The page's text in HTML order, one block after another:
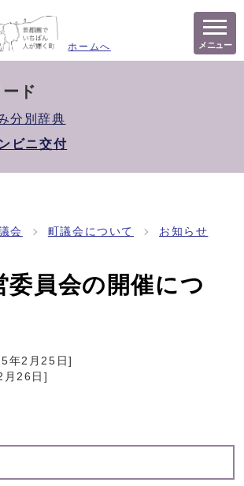
ホームへ メニュー
ド
分別辞典
ビニ交付
会 町議会について お知らせ
委員会の開催につ
年2月25日]
26日 ]